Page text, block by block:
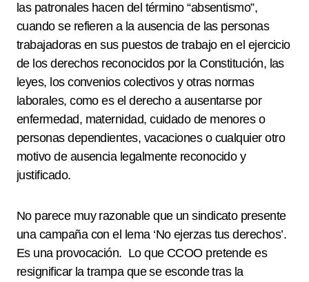
las patronales hacen del término “absentismo”,
cuando se refieren a la ausencia de las personas
trabajadoras en sus puestos de trabajo en el ejercicio
de los derechos reconocidos por la Constitución, las
leyes, los convenios colectivos y otras normas
laborales, como es el derecho a ausentarse por
enfermedad, maternidad, cuidado de menores o
personas dependientes, vacaciones o cualquier otro
motivo de ausencia legalmente reconocido y
justificado.
No parece muy razonable que un sindicato presente
una campaña con el lema ‘No ejerzas tus derechos’.
Es una provocación. Lo que CCOO pretende es
resignificar la trampa que se esconde tras la